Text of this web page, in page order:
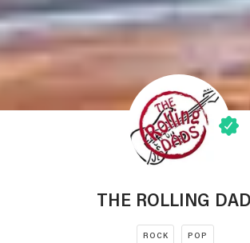
THE ROLLING
ROCK POP